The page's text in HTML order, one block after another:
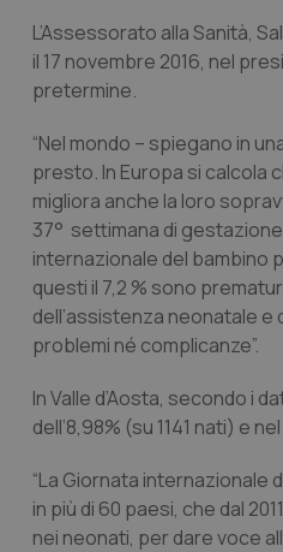
L’Assessorato alla Sanità,
il 17 novembre 2016, nel
pretermine.
“Nel mondo – spiegano in
presto. In Europa si calcola
migliora anche la loro
37° settimana di
internazionale del bambino
questi il 7,2 % sono
dell’assistenza neonatale e
problemi né complicanze”.
In Valle d’Aosta, secondo i
dell’8,98% (su 1141 nati) e
“La Giornata
in più di 60 paesi, che dal
nei neonati, per dare voce